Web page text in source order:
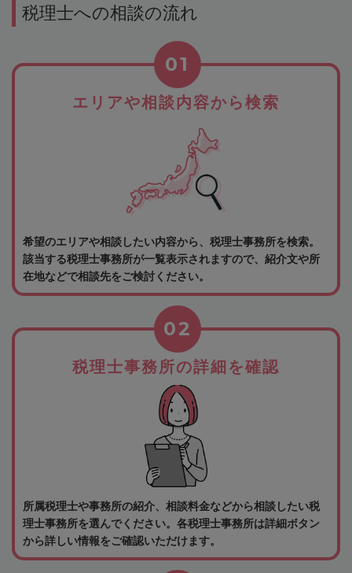
税理士への相談の流れ
エリアや相談内容から検索
01
希望のエリアや相談したい内容から、税理士事務所を検索。
該当する税理士事務所が一覧表示されますので、紹介文や所
在地などで相談先をご検討ください。
税理士事務所の詳細を確認
02
所属税理士や事務所の紹介、相談料金などから相談したい税
理士事務所を選んでください。各税理士事務所は詳細ボタン
から詳しい情報をご確認いただけます。